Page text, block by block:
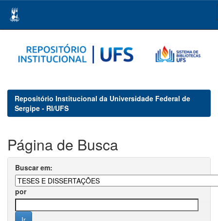
navigation
Repositório Institucional da Universidade Federal de
Sergipe - RI/UFS
Página de Busca
Buscar em:
por